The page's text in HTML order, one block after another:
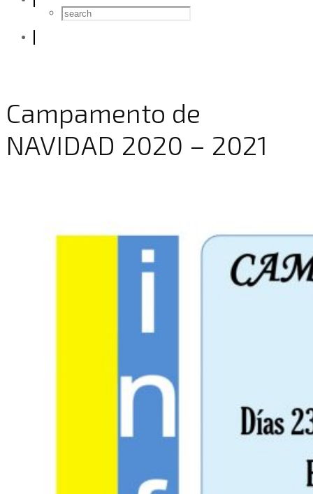
Campamento de
NAVIDAD 2020 – 2021